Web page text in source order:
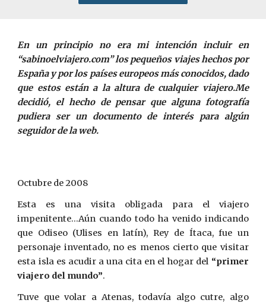
En un principio no era mi intención incluir en
“sabinoelviajero.com” los pequeños viajes hechos por
España y por los países europeos más conocidos, dado
que estos están a la altura de cualquier viajero.Me
decidió, el hecho de pensar que alguna fotografía
pudiera ser un documento de interés para algún
seguidor de la web.
Octubre de 2008
Esta es una visita obligada para el viajero
impenitente…Aún cuando todo ha venido indicando
que Odiseo (Ulises en latín), Rey de Ítaca, fue un
personaje inventado, no es menos cierto que visitar
esta isla es acudir a una cita en el hogar del “primer
viajero del mundo”.
Tuve que volar a Atenas, todavía algo cutre, algo